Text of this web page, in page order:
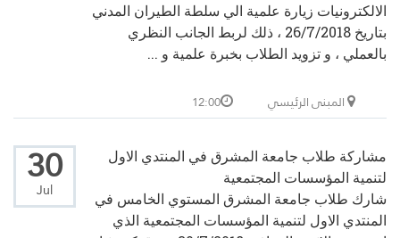
الالكترونيات زيارة علمية الي سلطة الطيران المدني
بتاريخ 26/7/2018 ، ذلك لربط الجانب النظري
بالعملي ، و تزويد الطلاب بخبرة علمية و ...
المبنى الرئيسي 12:00
30
Jul
مشاركة طلاب جامعة المشرق في المنتدي الاول
لتنمية المؤسسات المجتمعية
شارك طلاب جامعة المشرق المستوي الخامس في
المنتدي الاول لتنمية المؤسسات المجتمعية الذي